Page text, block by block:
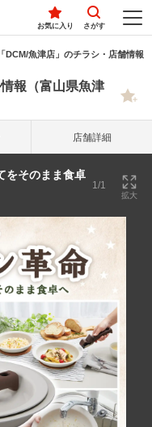
お気に入り さがす
「DCM/魚津店」のチラシ・店舗情報
報（富山県魚津
店舗詳細
をそのまま食卓
1/1
拡大